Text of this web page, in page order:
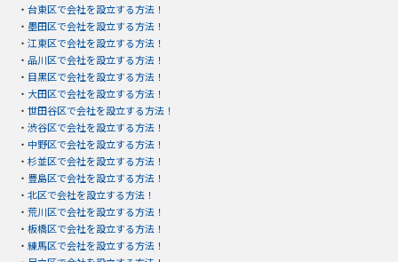
・ 台東区で会社を設立する方法！
・ 墨田区で会社を設立する方法！
・ 江東区で会社を設立する方法！
・ 品川区で会社を設立する方法！
・ 目黒区で会社を設立する方法！
・ 大田区で会社を設立する方法！
・ 世田谷区で会社を設立する方法！
・ 渋谷区で会社を設立する方法！
・ 中野区で会社を設立する方法！
・ 杉並区で会社を設立する方法！
・ 豊島区で会社を設立する方法！
・ 北区で会社を設立する方法！
・ 荒川区で会社を設立する方法！
・ 板橋区で会社を設立する方法！
・ 練馬区で会社を設立する方法！